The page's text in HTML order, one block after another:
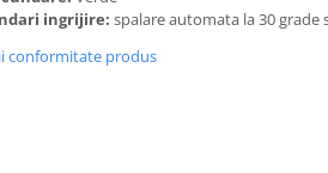
ingrijire: spalare automata la 30 grade
conformitate produs